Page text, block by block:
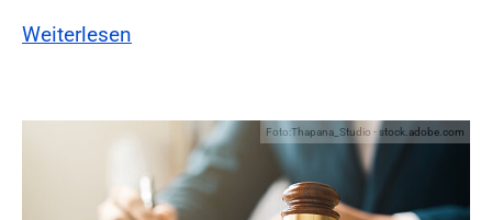
Weiterlesen
Foto:Thapana_Studio - stock.adobe.com